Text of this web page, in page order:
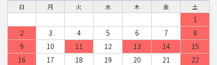
日 月 火 水 木 金 土
1
2
3 4 5 6 7
8
9
10 11 12 13 14
15
16
17 18 19 20 21
22